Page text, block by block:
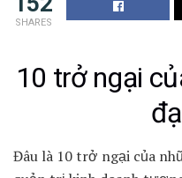
SHARES
10 trở ngại
Đâu là 10 trở ngại của